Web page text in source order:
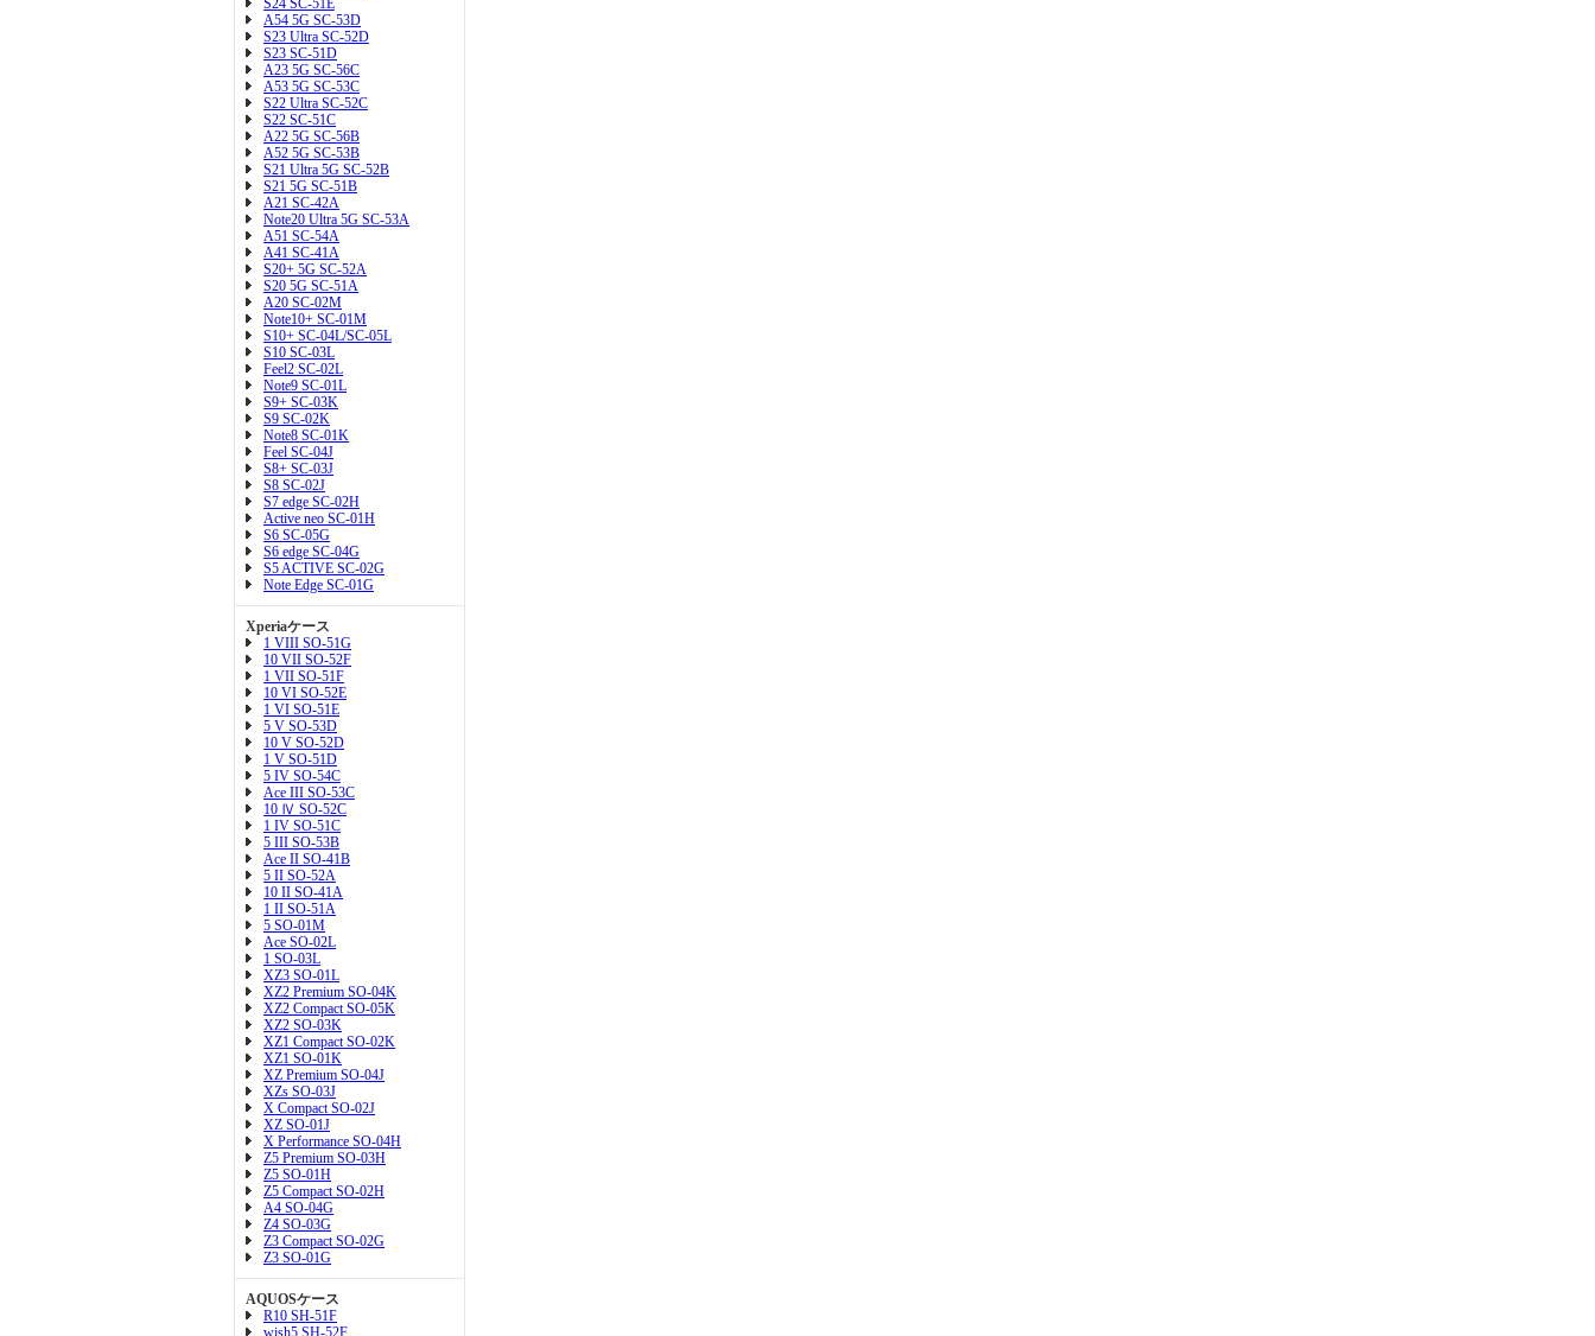
S24 SC-51E
A54 5G SC-53D
S23 Ultra SC-52D
S23 SC-51D
A23 5G SC-56C
A53 5G SC-53C
S22 Ultra SC-52C
S22 SC-51C
A22 5G SC-56B
A52 5G SC-53B
S21 Ultra 5G SC-52B
S21 5G SC-51B
A21 SC-42A
Note20 Ultra 5G SC-53A
A51 SC-54A
A41 SC-41A
S20+ 5G SC-52A
S20 5G SC-51A
A20 SC-02M
Note10+ SC-01M
S10+ SC-04L/SC-05L
S10 SC-03L
Feel2 SC-02L
Note9 SC-01L
S9+ SC-03K
S9 SC-02K
Note8 SC-01K
Feel SC-04J
S8+ SC-03J
S8 SC-02J
S7 edge SC-02H
Active neo SC-01H
S6 SC-05G
S6 edge SC-04G
S5 ACTIVE SC-02G
Note Edge SC-01G
Xperiaケース
1 VIII SO-51G
10 VII SO-52F
1 VII SO-51F
10 VI SO-52E
1 VI SO-51E
5 V SO-53D
10 V SO-52D
1 V SO-51D
5 IV SO-54C
Ace III SO-53C
10 Ⅳ SO-52C
1 IV SO-51C
5 III SO-53B
Ace II SO-41B
5 II SO-52A
10 II SO-41A
1 II SO-51A
5 SO-01M
Ace SO-02L
1 SO-03L
XZ3 SO-01L
XZ2 Premium SO-04K
XZ2 Compact SO-05K
XZ2 SO-03K
XZ1 Compact SO-02K
XZ1 SO-01K
XZ Premium SO-04J
XZs SO-03J
X Compact SO-02J
XZ SO-01J
X Performance SO-04H
Z5 Premium SO-03H
Z5 SO-01H
Z5 Compact SO-02H
A4 SO-04G
Z4 SO-03G
Z3 Compact SO-02G
Z3 SO-01G
AQUOSケース
R10 SH-51F
wish5 SH-52F